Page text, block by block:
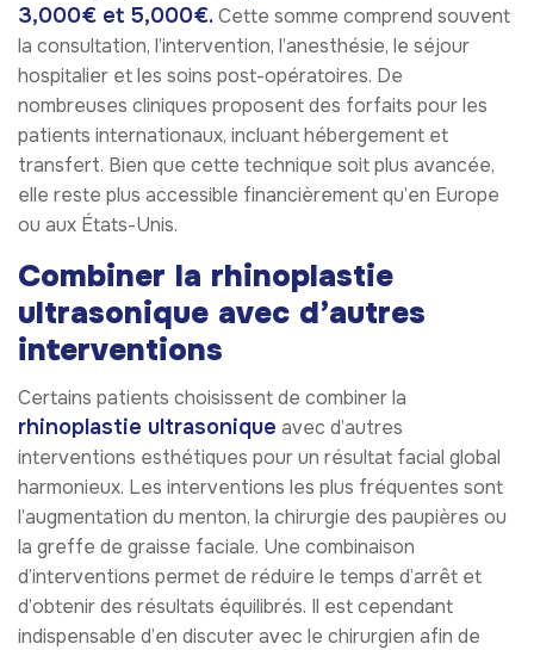
3,000€ et 5,000€.Cette somme comprend souvent
la consultation, l’intervention, l’anesthésie, le séjour
hospitalier et les soins post-opératoires. De
nombreuses cliniques proposent des forfaits pour les
patients internationaux, incluant hébergement et
transfert. Bien que cette technique soit plus avancée,
elle reste plus accessible financièrement qu’en Europe
ou aux États-Unis.
Combiner la rhinoplastie
ultrasonique avec d’autres
interventions
Certains patients choisissent de combiner la
rhinoplastie ultrasonique avec d’autres
interventions esthétiques pour un résultat facial global
harmonieux. Les interventions les plus fréquentes sont
l’augmentation du menton, la chirurgie des paupières ou
la greffe de graisse faciale. Une combinaison
d’interventions permet de réduire le temps d’arrêt et
d’obtenir des résultats équilibrés. Il est cependant
indispensable d’en discuter avec le chirurgien afin de